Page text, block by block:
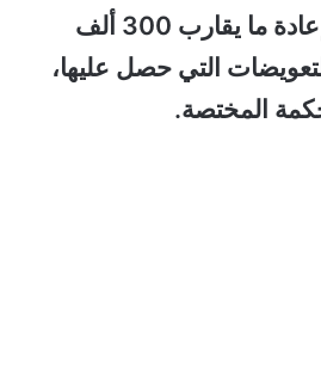
وطالبته السلطات بإعادة ما يقارب 300 ألف
التي حصل عليها،
المختصة.